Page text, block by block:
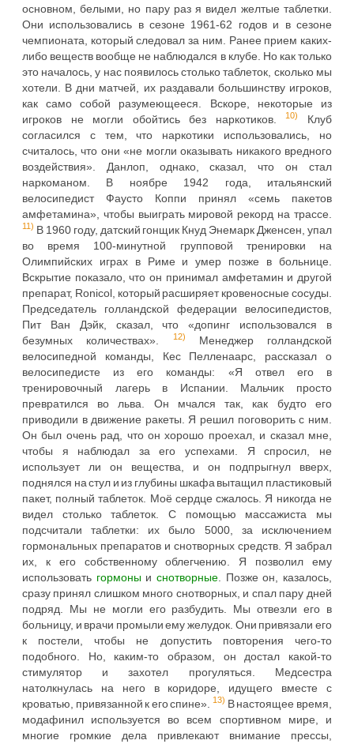
основном, белыми, но пару раз я видел желтые таблетки.
Они использовались в сезоне 1961-62 годов и в сезоне
чемпионата, который следовал за ним. Ранее прием каких-
либо веществ вообще не наблюдался в клубе. Но как только
это началось, у нас появилось столько таблеток, сколько мы
хотели. В дни матчей, их раздавали большинству игроков,
как само собой разумеющееся. Вскоре, некоторые из
игроков не могли обойтись без наркотиков.10)
Клуб
согласился с тем, что наркотики использовались, но
считалось, что они «не могли оказывать никакого вредного
воздействия». Данлоп, однако, сказал, что он стал
наркоманом. В ноябре 1942 года, итальянский
велосипедист Фаусто Коппи принял «семь пакетов
амфетамина», чтобы выиграть мировой рекорд на трассе.
11) В 1960 году, датский гонщик Кнуд Энемарк Дженсен, упал
во время 100-минутной групповой тренировки на
Олимпийских играх в Риме и умер позже в больнице.
Вскрытие показало, что он принимал амфетамин и другой
препарат, Ronicol, который расширяет кровеносные сосуды.
Председатель голландской федерации велосипедистов,
Пит Ван Дэйк, сказал, что «допинг использовался в
безумных количествах».
12)
Менеджер голландской
велосипедной команды, Кес Пелленаарс, рассказал о
велосипедисте из его команды: «Я отвел его в
тренировочный лагерь в Испании. Мальчик просто
превратился во льва. Он мчался так, как будто его
приводили в движение ракеты. Я решил поговорить с ним.
Он был очень рад, что он хорошо проехал, и сказал мне,
чтобы я наблюдал за его успехами. Я спросил, не
использует ли он вещества, и он подпрыгнул вверх,
поднялся на стул и из глубины шкафа вытащил пластиковый
пакет, полный таблеток. Моё сердце сжалось. Я никогда не
видел столько таблеток. С помощью массажиста мы
подсчитали таблетки: их было 5000, за исключением
гормональных препаратов и снотворных средств. Я забрал
их, к его собственному облегчению. Я позволил ему
использовать гормоныи снотворные . Позже он, казалось,
сразу принял слишком много снотворных, и спал пару дней
подряд. Мы не могли его разбудить. Мы отвезли его в
больницу, и врачи промыли ему желудок. Они привязали его
к постели, чтобы не допустить повторения чего-то
подобного. Но, каким-то образом, он достал какой-то
стимулятор и захотел прогуляться. Медсестра
натолкнулась на него в коридоре, идущего вместе с
кроватью, привязанной к его спине».13) В настоящее время,
модафинил используется во всем спортивном мире, и
многие громкие дела привлекают внимание прессы,